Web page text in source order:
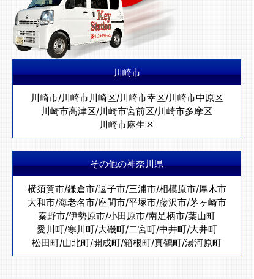
川崎市
川崎市/川崎市川崎区/川崎市幸区/川崎市中原区
川崎市高津区/川崎市宮前区/川崎市多摩区
川崎市麻生区
その他の神奈川県
横須賀市/鎌倉市/逗子市/三浦市/相模原市/厚木市
大和市/海老名市/座間市/平塚市/藤沢市/茅ヶ崎市
秦野市/伊勢原市/小田原市/南足柄市/葉山町
愛川町/寒川町/大磯町/二宮町/中井町/大井町
松田町/山北町/開成町/箱根町/真鶴町/湯河原町